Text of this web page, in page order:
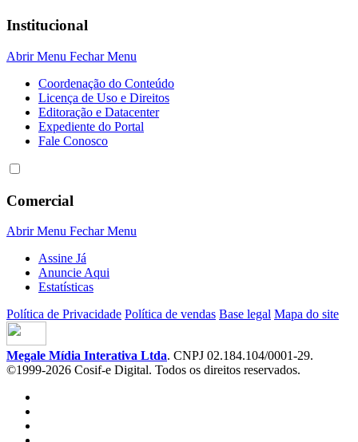
Institucional
Abrir Menu Fechar Menu
Coordenação do Conteúdo
Licença de Uso e Direitos
Editoração e Datacenter
Expediente do Portal
Fale Conosco
Comercial
Abrir Menu Fechar Menu
Assine Já
Anuncie Aqui
Estatísticas
Política de Privacidade Política de vendas Base legal Mapa do site
Megale Mídia Interativa Ltda. CNPJ 02.184.104/0001-29.
©1999-2026 Cosif-e Digital. Todos os direitos reservados.